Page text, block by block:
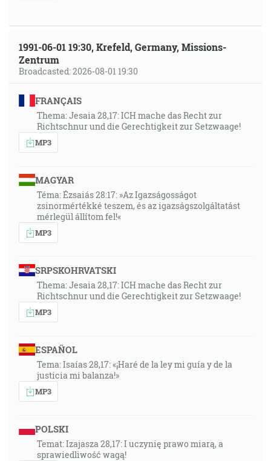
1991-06-01 19:30, Krefeld, Germany, Missions-
Zentrum
Broadcasted: 2026-08-01 19:30
FRANÇAIS
Thema: Jesaia 28,17: ICH mache das Recht zur
Richtschnur und die Gerechtigkeit zur Setzwaage!
MP3
MAGYAR
Téma: Ézsaiás 28:17: »Az Igazságosságot
zsinormértékké teszem, és az igazságszolgáltatást
mérlegül állítom fel!«
MP3
SRPSKOHRVATSKI
Thema: Jesaia 28,17: ICH mache das Recht zur
Richtschnur und die Gerechtigkeit zur Setzwaage!
MP3
ESPAÑOL
Tema: Isaías 28,17: «¡Haré de la ley mi guía y de la
justicia mi balanza!»
MP3
POLSKI
Temat: Izajasza 28,17: I uczynię prawo miarą, a
sprawiedliwość wagą!